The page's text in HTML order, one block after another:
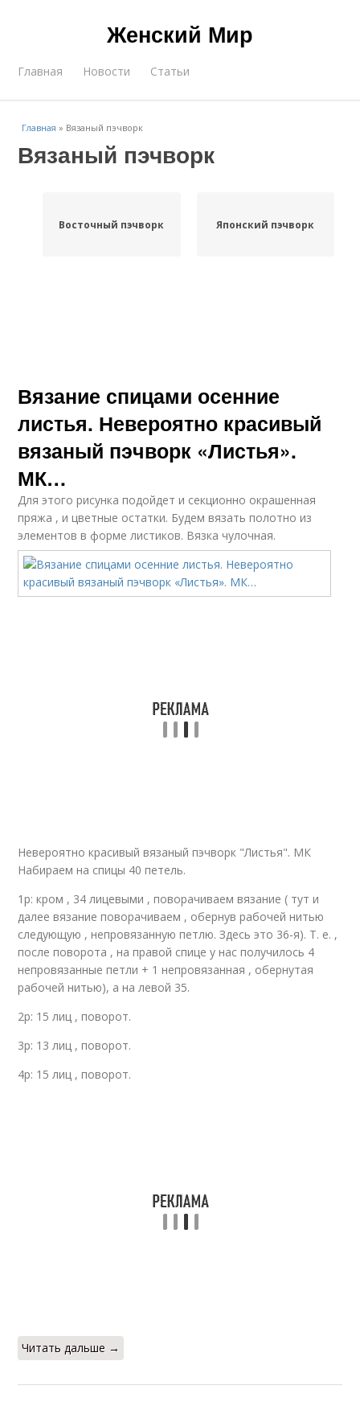
Женский Мир
Главная Новости Статьи
Главная » Вязаный пэчворк
Вязаный пэчворк
Восточный пэчворк Японский пэчворк
Вязание спицами осенние
листья. Невероятно красивый
вязаный пэчворк «Листья».
МК…
Для этого рисунка подойдет и секционно окрашенная
пряжа , и цветные остатки. Будем вязать полотно из
элементов в форме листиков. Вязка чулочная.
Невероятно красивый вязаный пэчворк "Листья". МК
Набираем на спицы 40 петель.
1р: кром , 34 лицевыми , поворачиваем вязание ( тут и
далее вязание поворачиваем , обернув рабочей нитью
следующую , непровязанную петлю. Здесь это 36-я). Т. е. ,
после поворота , на правой спице у нас получилось 4
непровязанные петли + 1 непровязанная , обернутая
рабочей нитью), а на левой 35.
2р: 15 лиц , поворот.
3р: 13 лиц , поворот.
4р: 15 лиц , поворот.
Читать дальше →